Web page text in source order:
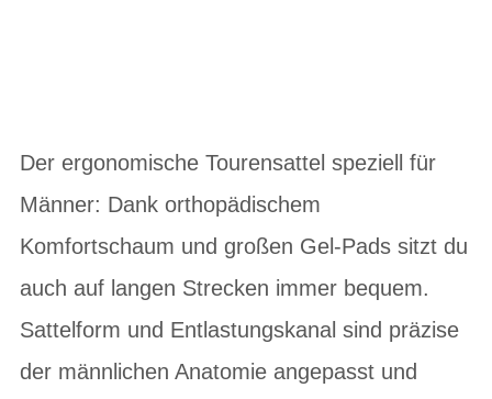
Der ergonomische Tourensattel speziell für
Männer: Dank orthopädischem
Komfortschaum und großen Gel-Pads sitzt du
auch auf langen Strecken immer bequem.
Sattelform und Entlastungskanal sind präzise
der männlichen Anatomie angepasst und